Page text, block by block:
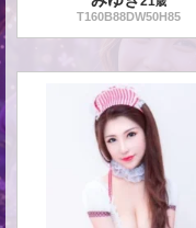
T160B88DW50H85